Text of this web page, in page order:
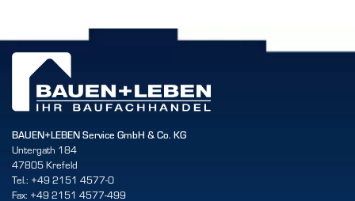
BAUEN+LEBEN Service GmbH & Co. KG
Untergath 184
47805 Krefeld
Tel.: +49 2151 4577-0
Fax: +49 2151 4577-499